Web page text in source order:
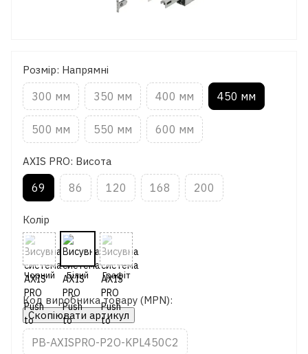
Розмір: Напрямні
300 мм 350 мм 400 мм 450 мм
500 мм 550 мм 600 мм
AXIS PRO: Висота
69 86 120 168 200
Колір
Код виробника товару (MPN):
Скопіювати артикул
PB-AXISPRO-P2O-KPL450C2